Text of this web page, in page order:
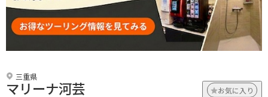
三重県
マリーナ河芸 お気に入り